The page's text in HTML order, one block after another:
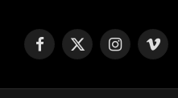
Facebook
X
Instagram
Vimeo